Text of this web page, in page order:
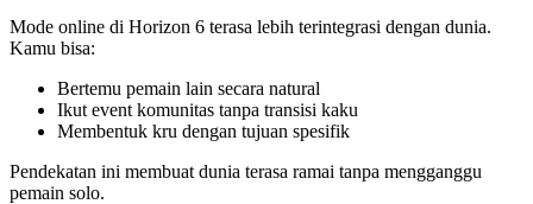
Mode online di Horizon 6 terasa lebih terintegrasi dengan dunia.
Kamu bisa:
Bertemu pemain lain secara natural
Ikut event komunitas tanpa transisi kaku
Membentuk kru dengan tujuan spesifik
Pendekatan ini membuat dunia terasa ramai tanpa mengganggu
pemain solo.